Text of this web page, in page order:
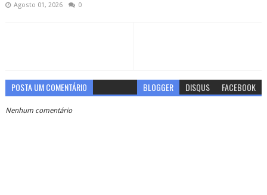
Agosto 01, 2026 0
POSTA UM COMENTÁRIO BLOGGER DISQUS FACEBOOK
Nenhum comentário